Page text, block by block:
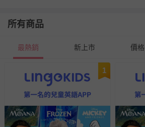
所有商品
最熱銷 新上市 價格
1